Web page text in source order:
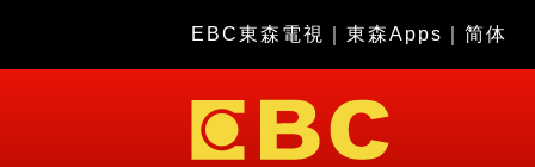
EBC東森電視 東森Apps 简体